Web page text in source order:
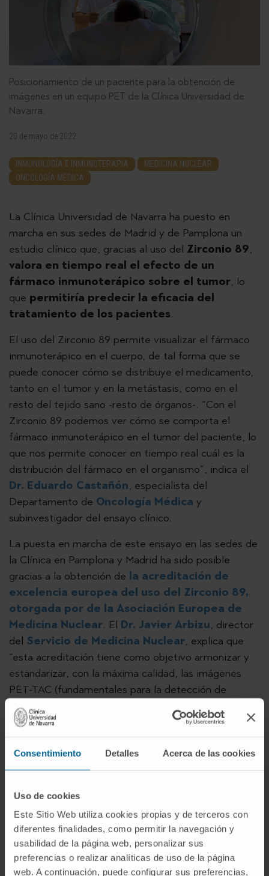
Consentimiento Detalles Acerca de las cookies
Uso de cookies
Este Sitio Web utiliza cookies propias y de terceros con
diferentes finalidades, como permitir la navegación y
usabilidad de la página web, personalizar sus
preferencias o realizar analíticas de uso de la página
web. A continuación, puede configurar sus preferencias,
Posicionamiento de un paciente para la obtención de
imágenes en un equipo PET de la Clínica Universidad de
Navarra.
20 de mayo de 2022
INMUNOLOGÍA E INMUNOTERAPIA
MEDICINA NUCLEAR
ONCOLOGÍA MÉDICA
La Clínica Universidad de Navarra ha puesto en
marcha en sus sedes de Madrid y de Pamplona un
estudio clínico que, gracias al uso del Zirconio 89,
valora en tiempo real el efecto de un
fármaco inmunoterápico sobre el tumor, lo
que permitiría predecir la eficacia del
tratamiento de los pacientes.
El uso del Zirconio 89 permite visualizar el fármaco
inmunoterápico en el cuerpo, de tal forma que se
puede conocer cómo se distribuye el medicamento,
tanto en el tumor y en la metástasis, como en el
resto del tejido sano -resto de órganos-. “Con el
Zirconio 89 podemos ver cómo se comporta el
fármaco inmunoterápico en el tumor del paciente, lo
que nos permite conocer en tiempo real cuál es la
distribución del fármaco en el organismo”, indica el
Dr. Eduardo Castañón, especialista del
Departamento de Oncología Médica y
subinvestigador del ensayo clínico.
La puesta en marcha de este ensayo en las sedes de
la Clínica en Pamplona y Madrid ha sido posible
gracias a la obtención de la acreditación de
excelencia europea del uso del Zirconio 89,
otorgada por de la Asociación Europea de
Medicina Nuclear. El Dr. Javier Arbizu, director
del Servicio de Medicina Nuclear, explica que
“esta acreditación tiene como objetivo armonizar y
estandarizar, con la máxima calidad, las imágenes
PET-TAC (fundamentales para la detección de
tumores), lo que, a su vez, permite comparar los
estudios de imagen de los ensayos clínicos
multicéntricos a nivel global”.
sólidos con inmunoterapia en diversos centros del
mundo”, destaca el Dr. Castañón. Como novedad, en
este estudio el fármaco de inmunoterapia se une al
Zirconio 89 para conocer el comportamiento del
medicamento en tiempo real y, por tanto, poder